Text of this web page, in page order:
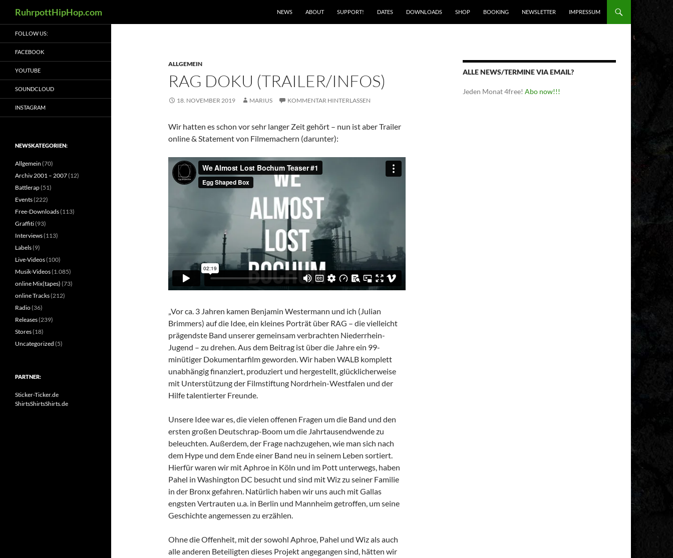
Inhalt
springen
RuhrpottHipHop.com NEWS ABOUT SUPPORT! DATES DOWNLOADS SHOP BOOKING NEWSLETTER IMPRESSUM
ALLGEMEIN
RAG DOKU (TRAILER/INFOS)
18. NOVEMBER 2019 MARIUS KOMMENTAR HINTERLASSEN
Wir hatten es schon vor sehr langer Zeit gehört – nun ist aber Trailer
online & Statement von Filmemachern (darunter):
„Vor ca. 3 Jahren kamen Benjamin Westermann und ich (Julian
Brimmers) auf die Idee, ein kleines Porträt über RAG – die vielleicht
prägendste Band unserer gemeinsam verbrachten Niederrhein-
Jugend – zu drehen. Aus dem Beitrag ist über die Jahre ein 99-
minütiger Dokumentarfilm geworden. Wir haben WALB komplett
unabhängig finanziert, produziert und hergestellt, glücklicherweise
mit Unterstützung der Filmstiftung Nordrhein-Westfalen und der
Hilfe talentierter Freunde.
Unsere Idee war es, die vielen offenen Fragen um die Band und den
ersten großen Deutschrap-Boom um die Jahrtausendwende zu
beleuchten. Außerdem, der Frage nachzugehen, wie man sich nach
dem Hype und dem Ende einer Band neu in seinem Leben sortiert.
Hierfür waren wir mit Aphroe in Köln und im Pott unterwegs, haben
Pahel in Washington DC besucht und sind mit Wiz zu seiner Familie
in der Bronx gefahren. Natürlich haben wir uns auch mit Gallas
engsten Vertrauten u.a. in Berlin und Mannheim getroffen, um seine
Geschichte angemessen zu erzählen.
Ohne die Offenheit, mit der sowohl Aphroe, Pahel und Wiz als auch
alle anderen Beteiligten dieses Projekt angegangen sind, hätten wir
ALLE NEWS/TERMINE VIA EMAIL?
Jeden Monat 4free! Abo now!!!
FOLLOW US:
FACEBOOK
YOUTUBE
SOUNDCLOUD
INSTAGRAM
NEWSKATEGORIEN:
Allgemein (70)
Archiv 2001 – 2007(12)
Battlerap(51)
Events(222)
Free-Downloads(113)
Graffiti(93)
Interviews(113)
Labels(9)
Live-Videos(100)
Musik-Videos(1.085)
online Mix(tapes) (73)
online Tracks(212)
Radio(36)
Releases(239)
Stores(18)
Uncategorized (5)
PARTNER:
Sticker-Ticker.de
ShirtsShirtsShirts.de